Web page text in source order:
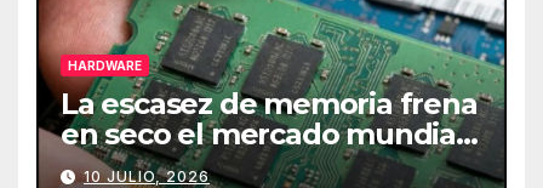
HARDWARE
La escasez de memoria frena
en seco el mercado mundial
de PCs
10 JULIO, 2026